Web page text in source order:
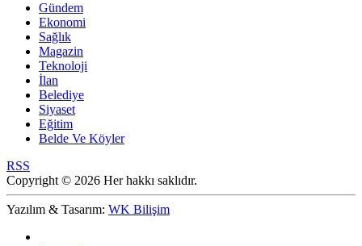
Gündem
Ekonomi
Sağlık
Magazin
Teknoloji
İlan
Belediye
Siyaset
Eğitim
Belde Ve Köyler
RSS
Copyright © 2026 Her hakkı saklıdır.
Yazılım & Tasarım: WK Bilişim